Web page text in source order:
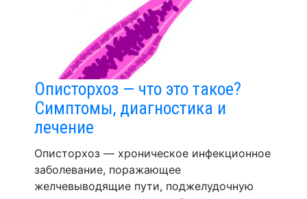
Описторхоз — что это такое?
Симптомы, диагностика и
лечение
Описторхоз — хроническое инфекционное
заболевание, поражающее
желчевыводящие пути, поджелудочную